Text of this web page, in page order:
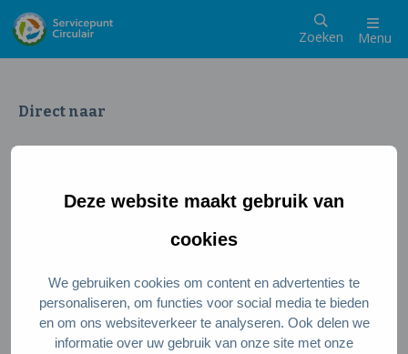
Deze website maakt gebruik van
cookies
We gebruiken cookies om content en advertenties te
personaliseren, om functies voor social media te bieden
en om ons websiteverkeer te analyseren. Ook delen we
informatie over uw gebruik van onze site met onze
Zoeken Menu
Direct naar
Wat is een circulaire samenleving
Meedoen als ondernemer
Circulaire producten en diensten
Wie zijn wij?
Over ons